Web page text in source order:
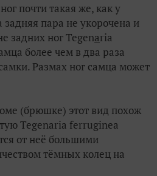
почти такая же, как у
пара не укорочена и
задних ног Tegenaria
более чем в два раза
Размах ног самца может
(брюшке) этот вид похож
Tegenaria ferruginea
от неё большими
тёмных колец на